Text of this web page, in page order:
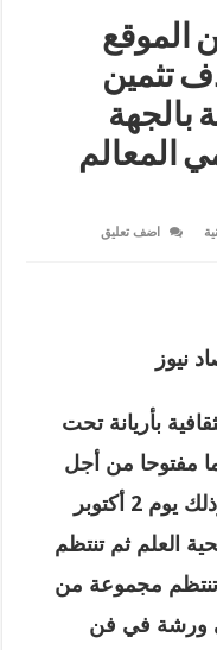
الموقع
تثمين
بالجهة
المعالم
اضف تعليق
نيوز
بأريانة تحت
مفتوحا من أجل
المعلم الاثري قصر برج البكوش وذلك يوم 2 أكتوبر
العلم ثم تنتظم
تنتظم مجموعة من
ورشة في فن